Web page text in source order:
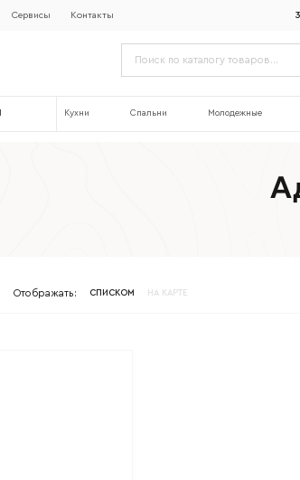
Сервисы Контакты
Кухни Спальни Молодежные
Отображать: СПИСКОМ НА КАРТЕ